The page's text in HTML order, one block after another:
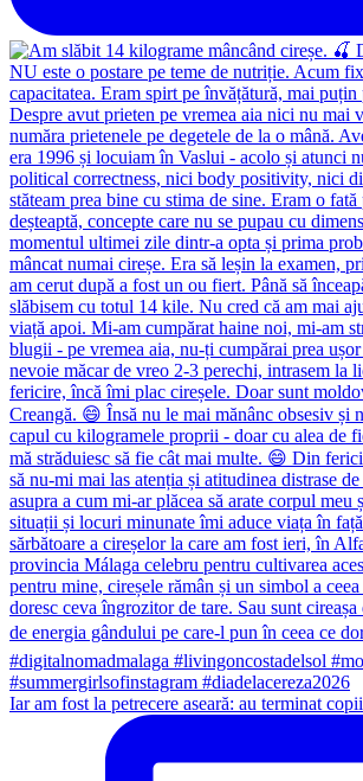
Iar am fost la petrecere aseară: au terminat copii